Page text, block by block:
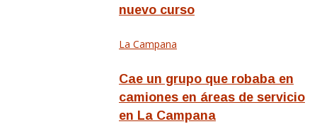
nuevo curso
La Campana
Cae un grupo que robaba en
camiones en áreas de servicio
en La Campana